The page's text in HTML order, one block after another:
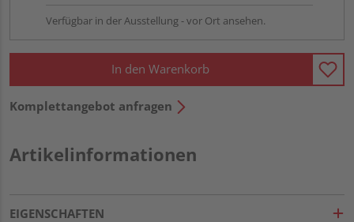
Verfügbar in der Ausstellung - vor Ort ansehen.
In den Warenkorb
Komplettangebot anfragen
Artikelinformationen
EIGENSCHAFTEN